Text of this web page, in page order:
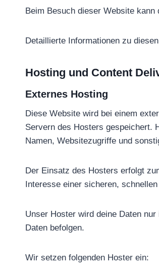
Beim Besuch dieser Website
Detaillierte Informationen zu
Hosting und Content
Externes Hosting
Diese Website wird bei einem
Servern des Hosters gespeichert.
Namen, Websitezugriffe und
Der Einsatz des Hosters erfolgt
Interesse einer sicheren,
Unser Hoster wird deine Daten
Daten befolgen.
Wir setzen folgenden Hoster ein: